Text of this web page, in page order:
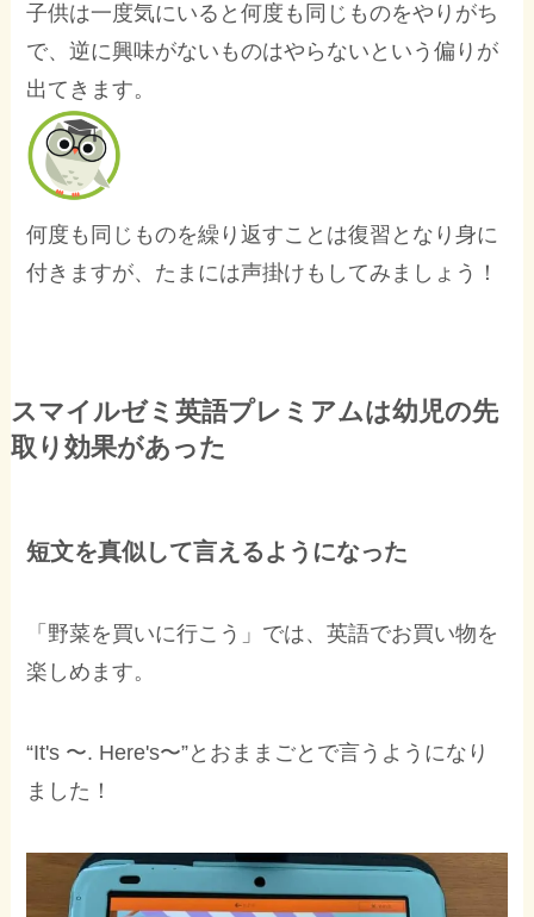
子供は一度気にいると何度も同じものをやりがち
で、逆に興味がないものはやらないという偏りが
出てきます。
何度も同じものを繰り返すことは復習となり身に
付きますが、たまには声掛けもしてみましょう！
スマイルゼミ英語プレミアムは幼児の先
取り効果があった
短文を真似して言えるようになった
「野菜を買いに行こう」では、英語でお買い物を
楽しめます。
“It's 〜. Here's〜”とおままごとで言うようになり
ました！